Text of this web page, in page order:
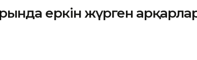
еркін жүрген